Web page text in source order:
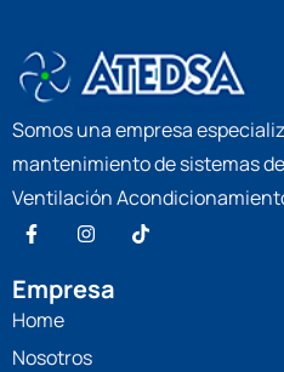
Somos una empresa
mantenimiento de sistemas
Ventilación
Empresa
Home
Nosotros